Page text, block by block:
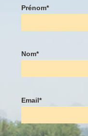
Prénom*
Nom*
Email*